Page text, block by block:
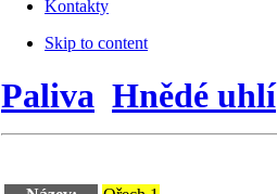
Kontakty
Skip to content
Paliva Hnědé uhlí